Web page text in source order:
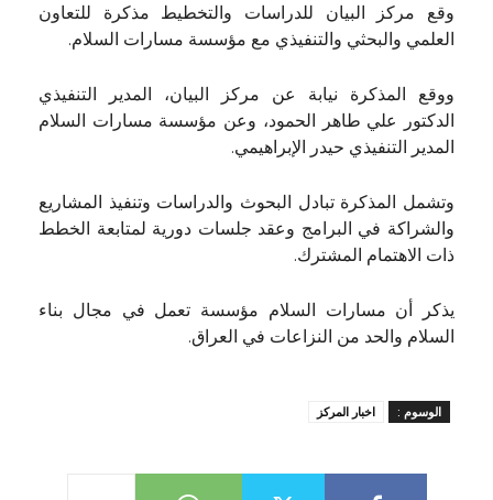
وقع مركز البيان للدراسات والتخطيط مذكرة للتعاون
العلمي والبحثي والتنفيذي مع مؤسسة مسارات السلام.
ووقع المذكرة نيابة عن مركز البيان، المدير التنفيذي
الدكتور علي طاهر الحمود، وعن مؤسسة مسارات السلام
المدير التنفيذي حيدر الإبراهيمي.
وتشمل المذكرة تبادل البحوث والدراسات وتنفيذ المشاريع
والشراكة في البرامج وعقد جلسات دورية لمتابعة الخطط
ذات الاهتمام المشترك.
يذكر أن مسارات السلام مؤسسة تعمل في مجال بناء
السلام والحد من النزاعات في العراق.
الوسوم : اخبار المركز